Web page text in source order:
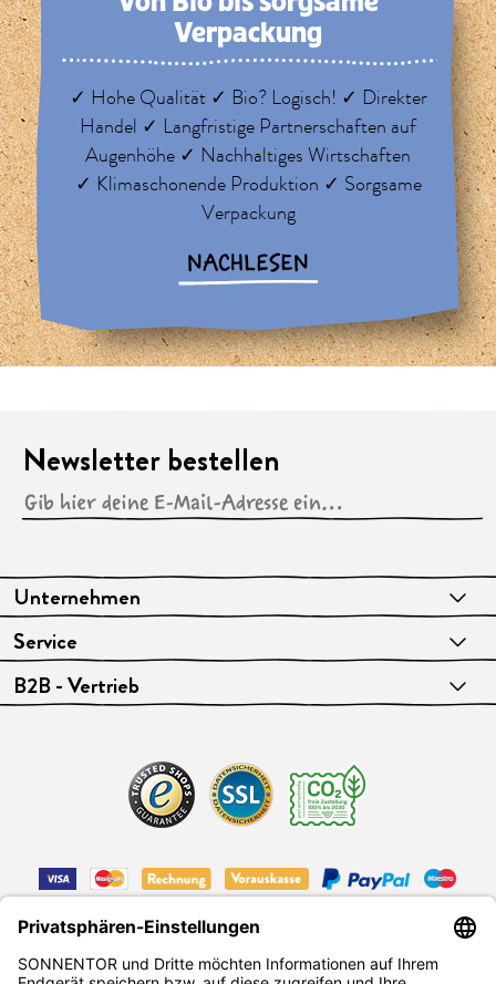
Verpackung
✓ Hohe Qualität ✓ Bio? Logisch! ✓ Direkter
Handel ✓ Langfristige Partnerschaften auf
Augenhöhe ✓ Nachhaltiges Wirtschaften
✓ Klimaschonende Produktion ✓ Sorgsame
Verpackung
NACHLESEN
Unternehmen
Service
B2B - Vertrieb
Newsletter bestellen